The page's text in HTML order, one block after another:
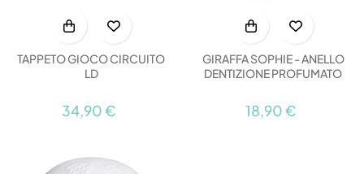
TAPPETO GIOCO CIRCUITO
LD
34,90 €
GIRAFFA SOPHIE - ANELLO
DENTIZIONE PROFUMATO
18,90 €